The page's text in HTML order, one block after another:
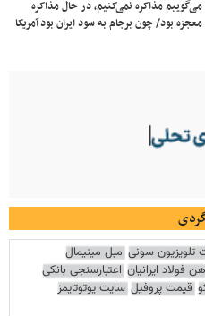
مذاکره نمی‌کنیم، در حال مذاکره
بود/ چون برجام به سود ایران بود آمریکا
تلویزیون سونی مبل مینیمال
فولاد ایرانیان اعتبارسنجی بانکی
قیمت پروفیل سایت یوتوتایمز